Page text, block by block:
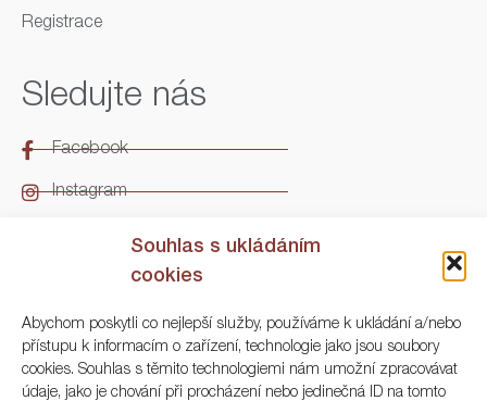
Souhlas s ukládáním
cookies
Abychom poskytli co nejlepší služby, používáme k ukládání a/nebo
přístupu k informacím o zařízení, technologie jako jsou soubory
cookies. Souhlas s těmito technologiemi nám umožní zpracovávat
údaje, jako je chování při procházení nebo jedinečná ID na tomto
Registrace
Sledujte nás
Facebook
Instagram
Kontakt
ARGO Numismatika